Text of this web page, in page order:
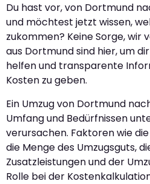
Du hast vor, von Dortmund
und möchtest jetzt wissen,
zukommen? Keine Sorge, wir
aus Dortmund sind hier, um
helfen und transparente
Kosten zu geben.
Ein Umzug von Dortmund
Umfang und Bedürfnissen
verursachen. Faktoren wie
die Menge des Umzugsguts,
Zusatzleistungen und der
Rolle bei der